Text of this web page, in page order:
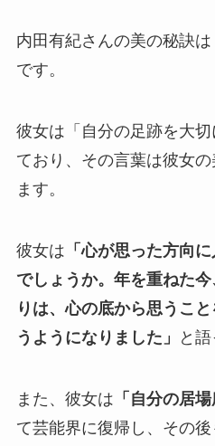
内田有紀さんの美の秘訣は
です。
彼女は「自分の足跡を大
ており、その言葉は彼女
ます。
彼女は 「心が思った方向
でしょうか。年を重ねた
りは、心の底から思うこ
うようになりました」
と語
また、彼女は 「自分の居
て芸能界に復帰し、その